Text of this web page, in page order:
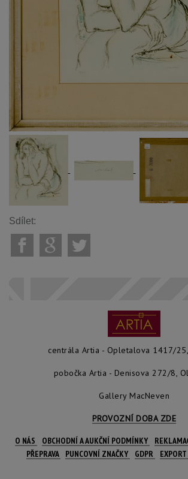
Sdílet:
centrála Artia - Opletalova 1417/
pobočka Artia - Denisova 272/8,
Gallery MacNeven
PROVOZNÍ DOBA ZDE
O NÁS OBCHODNÍ A AUKČNÍ PODMÍNKY
PŘEPRAVA
PUNCOVNÍ ZNAČKY GDPR